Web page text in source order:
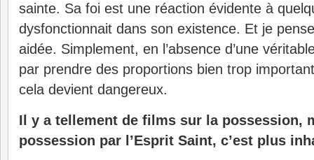
sainte. Sa foi est une réaction évidente à
dysfonctionnait dans son existence. Et je
aidée. Simplement, en l’absence d’une
par prendre des proportions bien trop
cela devient dangereux.
Il y a tellement de films sur la possession,
possession par l’Esprit Saint, c’est plus